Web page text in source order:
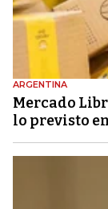
ARGENTINA
Mercado
lo previsto